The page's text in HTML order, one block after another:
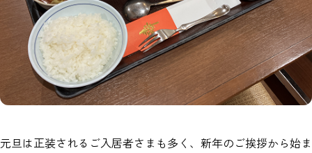
元旦は正装されるご入居者さまも多く、新年のご挨拶から始ま